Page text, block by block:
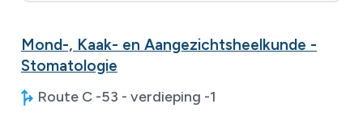
Mond-, Kaak- en Aangezichtsheelkunde -
Stomatologie
Route C -53 - verdieping -1